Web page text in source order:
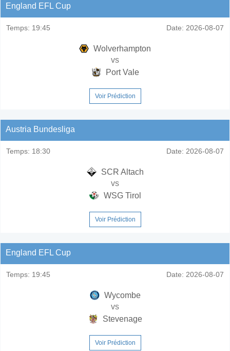
England EFL Cup
Temps: 19:45 Date: 2026-08-07
Wolverhampton
vs
Port Vale
Voir Prédiction
Austria Bundesliga
Temps: 18:30 Date: 2026-08-07
SCR Altach
vs
WSG Tirol
Voir Prédiction
England EFL Cup
Temps: 19:45 Date: 2026-08-07
Wycombe
vs
Stevenage
Voir Prédiction